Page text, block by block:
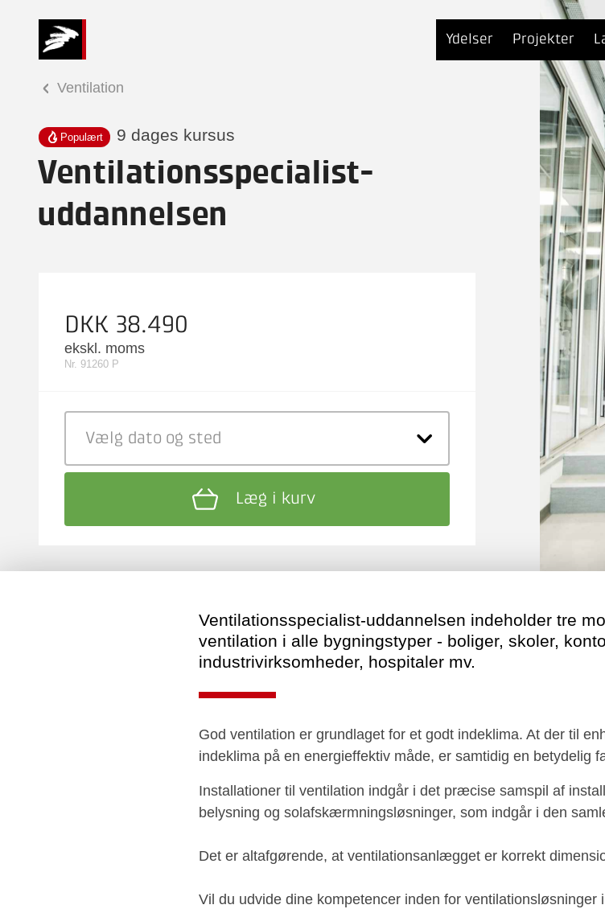
Ydelser Projekter
Ventilation
Populært 9 dages kursus
Ventilationsspecialist-
uddannelsen
DKK 38.490
ekskl. moms
Nr. 91260 P
Vælg dato og sted
Læg i kurv
Ventilationsspecialist-uddannelsen indeholder tre
ventilation i alle bygningstyper - boliger, skoler,
industrivirksomheder, hospitaler mv.
God ventilation er grundlaget for et godt indeklima. At der til
indeklima på en energieffektiv måde, er samtidig en betydelig
Installationer til ventilation indgår i det præcise samspil af
belysning og solafskærmningsløsninger, som indgår i den
Det er altafgørende, at ventilationsanlægget er korrekt
Vil du udvide dine kompetencer inden for ventilationsløsninger